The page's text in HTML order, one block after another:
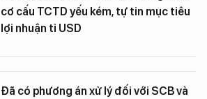
cơ cấu TCTD yếu kém, tự tin mục tiêu
lợi nhuận tỉ USD
Đã có phương án xử lý đối với SCB và